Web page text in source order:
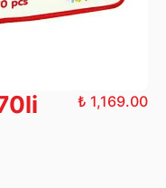
₺ 1,169.00